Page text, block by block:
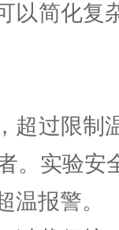
以简化复
超过限制
。实验安
温报警。